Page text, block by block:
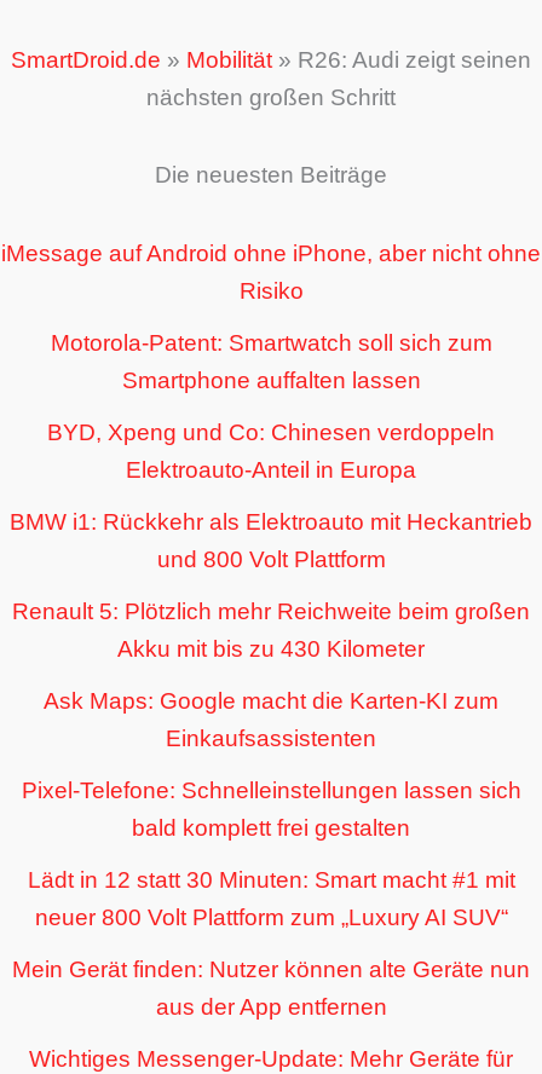
SmartDroid.de » Mobilität » R26: Audi zeigt seinen
nächsten großen Schritt
Die neuesten Beiträge
iMessage auf Android ohne iPhone, aber nicht ohne
Risiko
Motorola-Patent: Smartwatch soll sich zum
Smartphone auffalten lassen
BYD, Xpeng und Co: Chinesen verdoppeln
Elektroauto-Anteil in Europa
BMW i1: Rückkehr als Elektroauto mit Heckantrieb
und 800 Volt Plattform
Renault 5: Plötzlich mehr Reichweite beim großen
Akku mit bis zu 430 Kilometer
Ask Maps: Google macht die Karten-KI zum
Einkaufsassistenten
Pixel-Telefone: Schnelleinstellungen lassen sich
bald komplett frei gestalten
Lädt in 12 statt 30 Minuten: Smart macht #1 mit
neuer 800 Volt Plattform zum „Luxury AI SUV“
Mein Gerät finden: Nutzer können alte Geräte nun
aus der App entfernen
Wichtiges Messenger-Update: Mehr Geräte für